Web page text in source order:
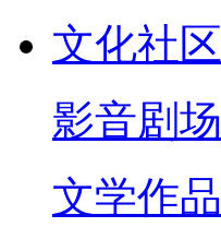
文化社区
影音剧场
文学作品